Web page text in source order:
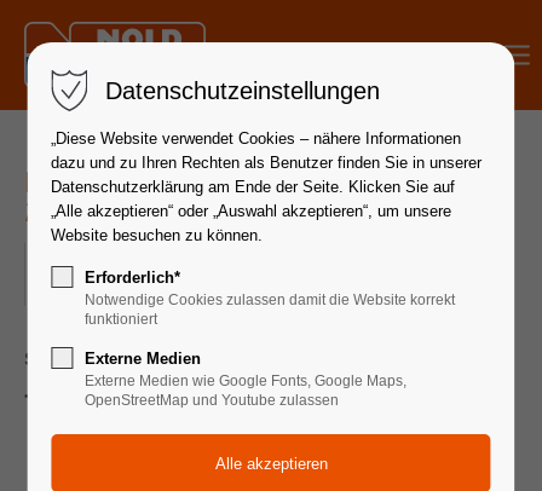
Hydraulik Grundlagen | 05. - 07. Mai
2025
ORT: 88339 BAD WALDSEE
Seminardauer 3 Tage
Themen:
Physikalische Grundlagen der Hydraulik
Vor- und Nachteile der Hydraulik
Datenschutzeinstellungen
„Diese Website verwendet Cookies – nähere Informationen
dazu und zu Ihren Rechten als Benutzer finden Sie in unserer
Datenschutzerklärung am Ende der Seite. Klicken Sie auf
„Alle akzeptieren“ oder „Auswahl akzeptieren“, um unsere
Website besuchen zu können.
Erforderlich*
Notwendige Cookies zulassen damit die Website korrekt
funktioniert
Externe Medien
Externe Medien wie Google Fonts, Google Maps,
OpenStreetMap und Youtube zulassen